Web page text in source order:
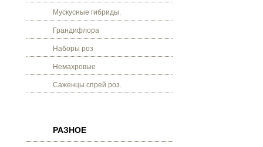
Мускусные гибриды.
Грандифлора
Наборы роз
Немахровые
Саженцы спрей роз.
РАЗНОЕ